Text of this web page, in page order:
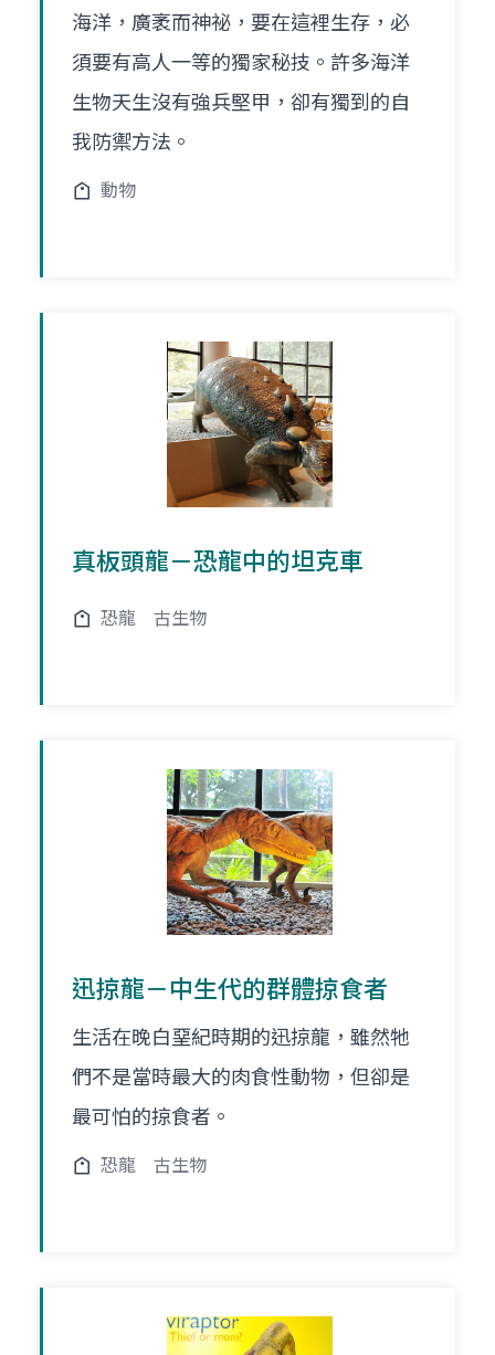
海洋，廣袤而神祕，要在這裡生存，必
須要有高人一等的獨家秘技。許多海洋
生物天生沒有強兵堅甲，卻有獨到的自
我防禦方法。
動物
真板頭龍－恐龍中的坦克車
恐龍 古生物
迅掠龍－中生代的群體掠食者
生活在晚白堊紀時期的迅掠龍，雖然牠
們不是當時最大的肉食性動物，但卻是
最可怕的掠食者。
恐龍 古生物